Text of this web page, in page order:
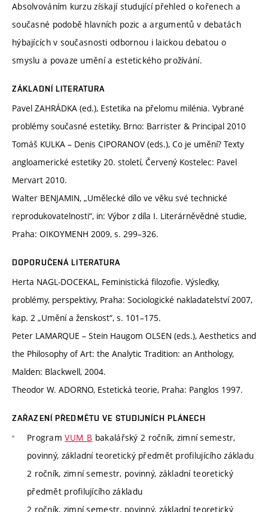
Absolvováním kurzu získají studující přehled o kořenech a
současné podobě hlavních pozic a argumentů v debatách
hýbajících v současnosti odbornou i laickou debatou o
smyslu a povaze umění a estetického prožívání.
ZÁKLADNÍ LITERATURA
Pavel ZAHRÁDKA (ed.), Estetika na přelomu milénia. Vybrané
problémy současné estetiky, Brno: Barrister & Principal 2010
Tomáš KULKA – Denis CIPORANOV (eds.), Co je umění? Texty
angloamerické estetiky 20. století, Červený Kostelec: Pavel
Mervart 2010.
Walter BENJAMIN, „Umělecké dílo ve věku své technické
reprodukovatelnosti“, in: Výbor z díla I. Literárněvědné studie,
Praha: OIKOYMENH 2009, s. 299–326.
DOPORUČENÁ LITERATURA
Herta NAGL-DOCEKAL, Feministická filozofie. Výsledky,
problémy, perspektivy, Praha: Sociologické nakladatelství 2007,
kap. 2 „Umění a ženskost“, s. 101–175.
Peter LAMARQUE – Stein Haugom OLSEN (eds.), Aesthetics and
the Philosophy of Art: the Analytic Tradition: an Anthology,
Malden: Blackwell, 2004.
Theodor W. ADORNO, Estetická teorie, Praha: Panglos 1997.
ZAŘAZENÍ PŘEDMĚTU VE STUDIJNÍCH PLÁNECH
ProgramVUM_B bakalářský 2 ročník, zimní semestr,
povinný, základní teoretický předmět profilujícího základu
2 ročník, zimní semestr, povinný, základní teoretický
předmět profilujícího základu
2 ročník, zimní semestr, povinný, základní teoretický